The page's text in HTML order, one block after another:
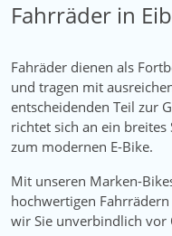
Fahrräder in
Fahräder dienen als
und tragen mit
entscheidenden Teil zur
richtet sich an ein
zum modernen E-Bike.
Mit unseren Marken-
hochwertigen
wir Sie unverbindlich vor